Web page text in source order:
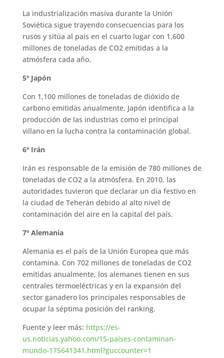
La industrialización masiva durante la Unión
Soviética sigue trayendo consecuencias para los
rusos y sitúa al país en el cuarto lugar con 1,600
millones de toneladas de CO2 emitidas a la
atmósfera cada año.
5º Japón
Con 1,100 millones de toneladas de dióxido de
carbono emitidas anualmente, Japón identifica a la
producción de las industrias como el principal
villano en la lucha contra la contaminación global.
6º Irán
Irán es responsable de la emisión de 780 millones de
toneladas de CO2 a la atmósfera. En 2010, las
autoridades tuvieron que declarar un día festivo en
la ciudad de Teherán debido al alto nivel de
contaminación del aire en la capital del país.
7º Alemania
Alemania es el país de la Unión Europea que más
contamina. Con 702 millones de toneladas de CO2
emitidas anualmente, los alemanes tienen en sus
centrales termoeléctricas y en la expansión del
sector ganadero los principales responsables de
ocupar la séptima posición del ranking.
Fuente y leer más: https://es-
us.noticias.yahoo.com/15-países-contaminan-
mundo-175641341.html?guccounter=1